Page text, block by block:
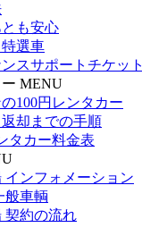
も安心
選車
スサポートチケット
MENU
100円レンタカー
却までの手順
タカー料金表
インフォメーション
般車輌
契約の流れ